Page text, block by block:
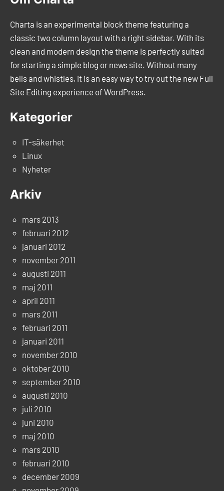
Charta is an experimental block theme featuring a
classic two column layout with a right sidebar. With its
clean and modern design the theme is perfectly suited
for starting a simple blog or news site. Without many
bells and whistles, it is an easy way to try out the new Full
Site Editing experience of WordPress.
Kategorier
IT-säkerhet
Linux
Nyheter
Arkiv
mars 2013
februari 2012
januari 2012
november 2011
augusti 2011
maj 2011
april 2011
mars 2011
februari 2011
januari 2011
november 2010
oktober 2010
september 2010
augusti 2010
juli 2010
juni 2010
maj 2010
mars 2010
februari 2010
december 2009